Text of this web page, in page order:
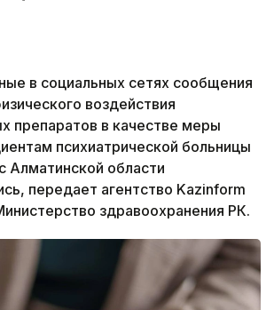
в социальных сетях сообщения
воздействия
препаратов в качестве меры
психиатрической больницы
Алматинской области
передает агентство Kazinform
здравоохранения РК.